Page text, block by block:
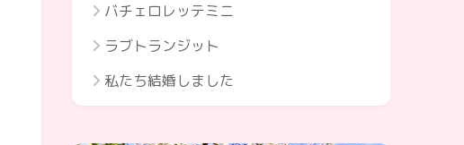
バチェロレッテミニ
ラブトランジット
私たち結婚しました